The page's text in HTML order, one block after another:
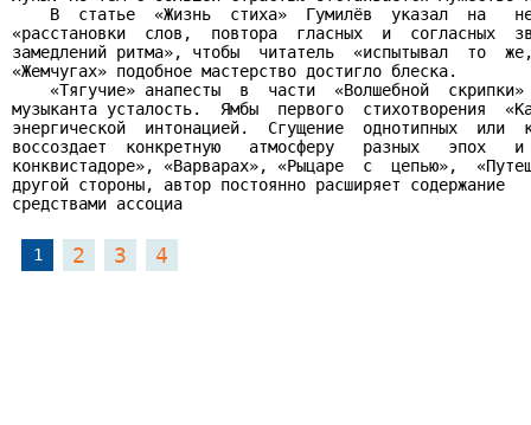
В  статье  «Жизнь  стиха»  Гумилёв  указал  на
«расстановки  слов,  повтора  гласных  и  согласных
замедлений ритма», чтобы  читатель  «испытывал  то
«Жемчугах» подобное мастерство достигло блеска.
«Тягучие» анапесты  в  части  «Волшебной
музыканта усталость.  Ямбы  первого  стихотворения
энергической  интонацией.  Сгущение  однотипных  или
воссоздает  конкретную   атмосферу   разных   эпох
конквистадоре», «Варварах», «Рыцаре  с  цепью»,
другой стороны, автор постоянно расширяет содержание
средствами ассоциа
1 2 3 4